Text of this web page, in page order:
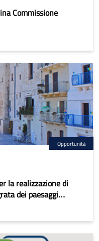
Commissione
Opportunità
la realizzazione di
dei paesaggi